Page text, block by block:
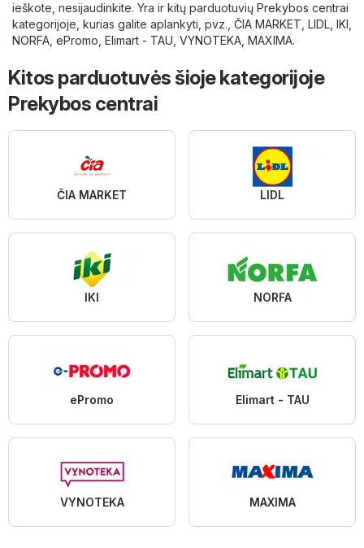
ieškote, nesijaudinkite. Yra ir kitų parduotuvių Prekybos centrai
kategorijoje, kurias galite aplankyti, pvz., ČIA MARKET LIDL IKI
NORFA ePromo Elimart - TAU VYNOTEKA MAXIMA.
Kitos parduotuvės šioje kategorijoje
Prekybos centrai
ČIA MARKET LIDL
IKI NORFA
ePromo Elimart - TAU
VYNOTEKA MAXIMA